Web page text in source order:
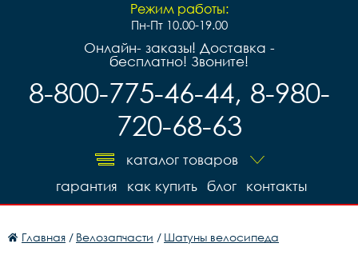
Режим работы:
Пн-Пт 10.00-19.00
Онлайн- заказы! Доставка -
бесплатно! Звоните!
8-800-775-46-44, 8-980-
720-68-63
каталог товаров
контакты
блог
как купить
гарантия
Главная / Велозапчасти / Шатуны велосипеда